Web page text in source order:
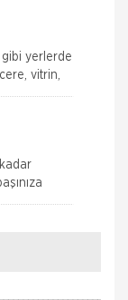
yerlerde
vitrin,
Aksigorta